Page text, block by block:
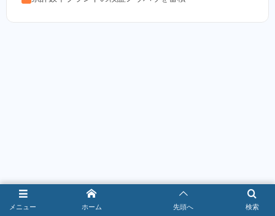
メニュー 検索
ホーム 先頭へ